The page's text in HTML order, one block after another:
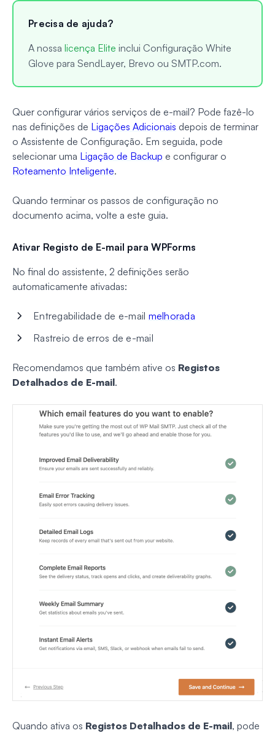
Precisa de ajuda?
A nossa licença Elite inclui Configuração White
Glove para SendLayer, Brevo ou SMTP.com.
Quer configurar vários serviços de e-mail? Pode fazê-lo
nas definições de Ligações Adicionais depois de terminar
o Assistente de Configuração. Em seguida, pode
selecionar uma Ligação de Backup e configurar o
Roteamento Inteligente.
Quando terminar os passos de configuração no
documento acima, volte a este guia.
Ativar Registo de E-mail para WPForms
No final do assistente, 2 definições serão
automaticamente ativadas:
Entregabilidade de e-mail melhorada
Rastreio de erros de e-mail
Recomendamos que também ative os Registos
Detalhados de E-mail.
Quando ativa os Registos Detalhados de E-mail, pode